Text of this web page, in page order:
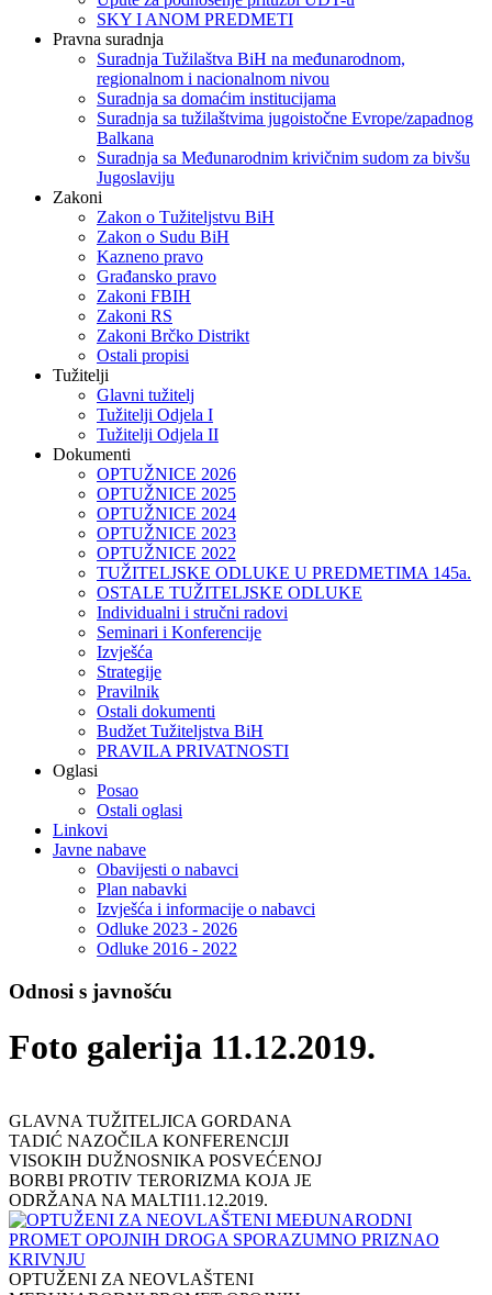
SKY I ANOM PREDMETI
Pravna suradnja
Suradnja Tužilaštva BiH na međunarodnom,
regionalnom i nacionalnom nivou
Suradnja sa domaćim institucijama
Suradnja sa tužilaštvima jugoistočne Evrope/zapadnog
Balkana
Suradnja sa Međunarodnim krivičnim sudom za bivšu
Jugoslaviju
Zakoni
Zakon o Тužiteljstvu BiH
Zakon o Sudu BiH
Kazneno pravo
Građansko pravo
Zakoni FBIH
Zakoni RS
Zakoni Brčko Distrikt
Ostali propisi
Tužitelji
Glavni tužitelj
Tužitelji Odjela I
Tužitelji Odjela II
Dokumenti
OPTUŽNICE 2026
OPTUŽNICE 2025
OPTUŽNICE 2024
OPTUŽNICE 2023
OPTUŽNICE 2022
TUŽITELJSKE ODLUKE U PREDMETIMA 145a.
OSTALE TUŽITELJSKE ODLUKE
Individualni i stručni radovi
Seminari i Konferencije
Izvješća
Strategije
Pravilnik
Ostali dokumenti
Budžet Tužiteljstva BiH
PRAVILA PRIVATNOSTI
Oglasi
Posao
Ostali oglasi
Linkovi
Javne nabave
Obavijesti o nabavci
Plan nabavki
Izvješća i informacije o nabavci
Odluke 2023 - 2026
Odluke 2016 - 2022
Odnosi s javnošću
Foto galerija 11.12.2019.
GLAVNA TUŽITELJICA GORDANA
TADIĆ NAZOČILA KONFERENCIJI
VISOKIH DUŽNOSNIKA POSVEĆENOJ
BORBI PROTIV TERORIZMA KOJA JE
ODRŽANA NA MALTI11.12.2019.
OPTUŽENI ZA NEOVLAŠTENI